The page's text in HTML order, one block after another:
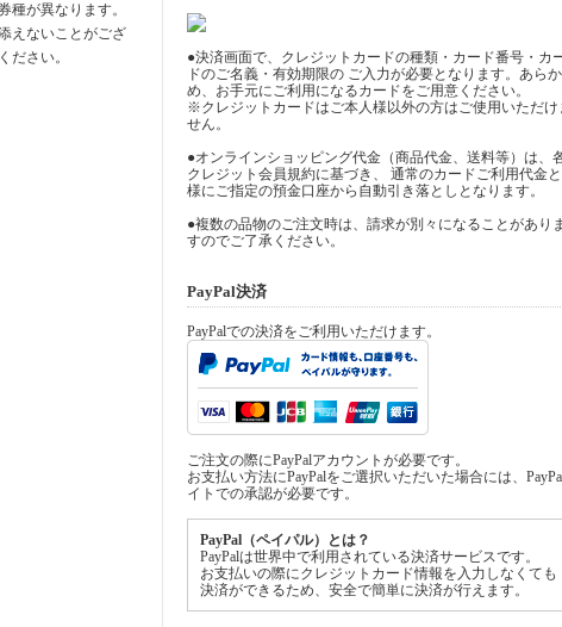
が異なります。
えないことがござ
ださい。
●決済画面で、クレジットカードの種類・カード番号・カ
ドのご名義・有効期限の ご入力が必要となります。あら
め、お手元にご利用になるカードをご用意ください。
※クレジットカードはご本人様以外の方はご使用いただけ
せん。
●オンラインショッピング代金（商品代金、送料等）は、
クレジット会員規約に基づき、 通常のカードご利用代金
様にご指定の預金口座から自動引き落としとなります。
●複数の品物のご注文時は、請求が別々になることがありま
すのでご了承ください。
PayPal決済
PayPalでの決済をご利用いただけます。
ご注文の際にPayPalアカウントが必要です。
お支払い方法にPayPalをご選択いただいた場合には、
イトでの承認が必要です。
PayPal（ペイパル）とは？
PayPalは世界中で利用されている決済サービスです。
お支払いの際にクレジットカード情報を入力しなくても
決済ができるため、安全で簡単に決済が行えます。